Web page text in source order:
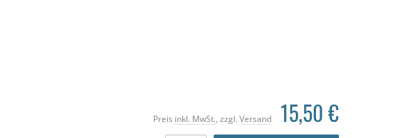
Preis inkl. MwSt. , zzgl. Versand 15,50 €